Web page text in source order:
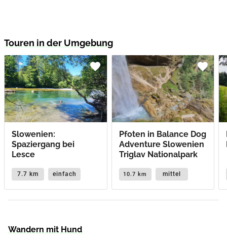
Touren in der Umgebung
favorite
Slowenien:
Spaziergang bei
Lesce
7.7 km einfach
favorite
Pfoten in Balance Dog
Adventure Slowenien
Triglav Nationalpark
10.7 km mittel
Wandern mit Hund